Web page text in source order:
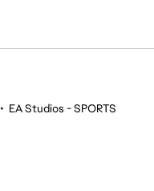
• EA Studios - SPORTS